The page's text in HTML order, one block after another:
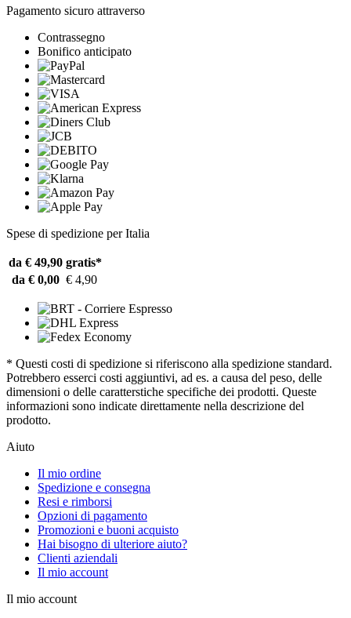
Pagamento sicuro attraverso
Contrassegno
Bonifico anticipato
Spese di spedizione per Italia
da € 49,90 gratis*
da € 0,00 € 4,90
* Questi costi di spedizione si riferiscono alla spedizione standard.
Potrebbero esserci costi aggiuntivi, ad es. a causa del peso, delle
dimensioni o delle caratterstiche specifiche dei prodotti. Queste
informazioni sono indicate direttamente nella descrizione del
prodotto.
Aiuto
Il mio ordine
Spedizione e consegna
Resi e rimborsi
Opzioni di pagamento
Promozioni e buoni acquisto
Hai bisogno di ulteriore aiuto?
Clienti aziendali
Il mio account
Il mio account